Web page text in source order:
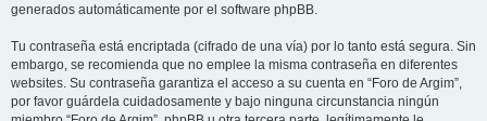
generados automáticamente por el software phpBB.
Tu contraseña está encriptada (cifrado de una vía) por lo tanto está segura. Sin
embargo, se recomienda que no emplee la misma contraseña en diferentes
websites. Su contraseña garantiza el acceso a su cuenta en “Foro de Argim”,
por favor guárdela cuidadosamente y bajo ninguna circunstancia ningún